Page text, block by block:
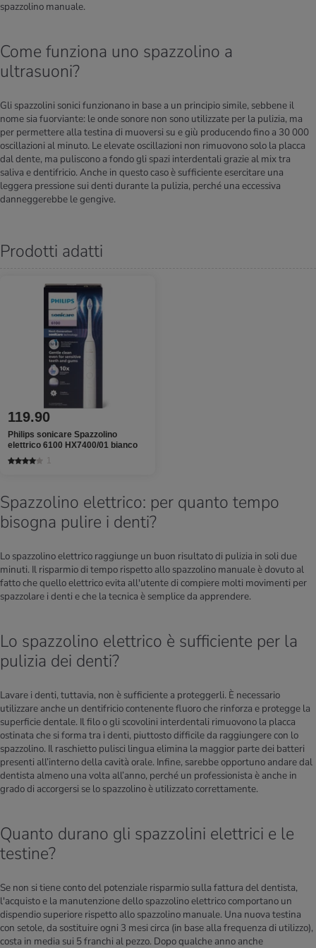
spazzolino manuale.
Come funziona uno spazzolino a
ultrasuoni?
Gli spazzolini sonici funzionano in base a un principio simile, sebbene il
nome sia fuorviante: le onde sonore non sono utilizzate per la pulizia, ma
per permettere alla testina di muoversi su e giù producendo fino a 30 000
oscillazioni al minuto. Le elevate oscillazioni non rimuovono solo la placca
dal dente, ma puliscono a fondo gli spazi interdentali grazie al mix tra
saliva e dentifricio. Anche in questo caso è sufficiente esercitare una
leggera pressione sui denti durante la pulizia, perché una eccessiva
danneggerebbe le gengive.
Prodotti adatti
119.90
Philips sonicare Spazzolino
elettrico 6100 HX7400/01 bianco
1
Spazzolino elettrico: per quanto tempo
bisogna pulire i denti?
Lo spazzolino elettrico raggiunge un buon risultato di pulizia in soli due
minuti. Il risparmio di tempo rispetto allo spazzolino manuale è dovuto al
fatto che quello elettrico evita all'utente di compiere molti movimenti per
spazzolare i denti e che la tecnica è semplice da apprendere.
Lo spazzolino elettrico è sufficiente per la
pulizia dei denti?
Lavare i denti, tuttavia, non è sufficiente a proteggerli. È necessario
utilizzare anche un dentifricio contenente fluoro che rinforza e protegge la
superficie dentale. Il filo o gli scovolini interdentali rimuovono la placca
ostinata che si forma tra i denti, piuttosto difficile da raggiungere con lo
spazzolino. Il raschietto pulisci lingua elimina la maggior parte dei batteri
presenti all’interno della cavità orale. Infine, sarebbe opportuno andare dal
dentista almeno una volta all’anno, perché un professionista è anche in
grado di accorgersi se lo spazzolino è utilizzato correttamente.
Quanto durano gli spazzolini elettrici e le
testine?
Se non si tiene conto del potenziale risparmio sulla fattura del dentista,
l'acquisto e la manutenzione dello spazzolino elettrico comportano un
dispendio superiore rispetto allo spazzolino manuale. Una nuova testina
con setole, da sostituire ogni 3 mesi circa (in base alla frequenza di utilizzo),
costa in media sui 5 franchi al pezzo. Dopo qualche anno anche